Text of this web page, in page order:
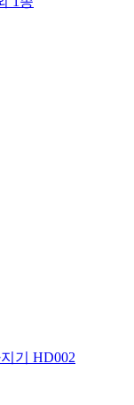
1종
기 HD002